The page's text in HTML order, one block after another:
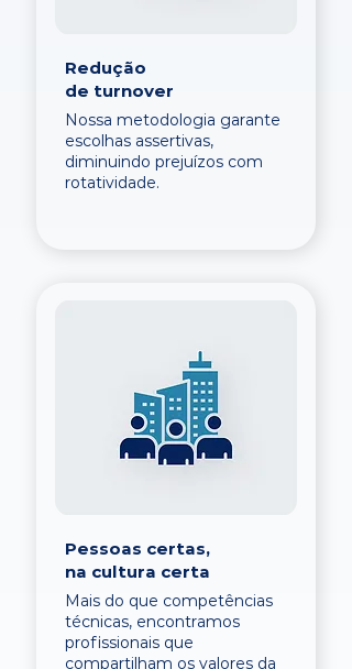
Redução
de turnover
Nossa metodologia garante
escolhas assertivas,
diminuindo prejuízos com
rotatividade.
Pessoas certas,
na cultura certa
Mais do que competências
técnicas, encontramos
profissionais que
compartilham os valores da